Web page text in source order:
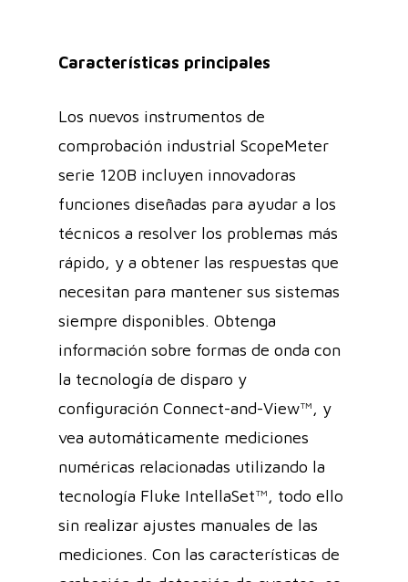
Características principales
Los nuevos instrumentos de
comprobación industrial ScopeMeter
serie 120B incluyen innovadoras
funciones diseñadas para ayudar a los
técnicos a resolver los problemas más
rápido, y a obtener las respuestas que
necesitan para mantener sus sistemas
siempre disponibles. Obtenga
información sobre formas de onda con
la tecnología de disparo y
configuración Connect-and-View™, y
vea automáticamente mediciones
numéricas relacionadas utilizando la
tecnología Fluke IntellaSet™, todo ello
sin realizar ajustes manuales de las
mediciones. Con las características de